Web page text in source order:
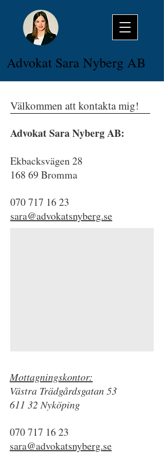
​Advokat Sara Nyberg AB
Välkommen att kontakta mig!
Advokat Sara Nyberg AB:
Ekbacksvägen 28
168 69 Bromma
070 717 16 23
sara@advokatsnyberg.se
Mottagningskontor:
Västra Trädgårdsgatan 53
611 32 Nyköping
070 717 16 23
sara@advokatsnyberg.se